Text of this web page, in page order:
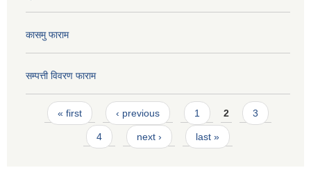
कासमु फाराम
सम्पत्ती विवरण फाराम
Pages
« first ‹ previous 1 2 3
4 next › last »